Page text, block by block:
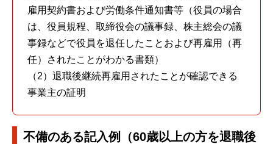
雇用契約書および労働条件通知書等（役員の場合
は、役員規程、取締役会の議事録、株主総会の議
事録などで役員を退任したことおよび再雇用（再
任）されたことがわかる書類）
（2）退職後継続再雇用されたことが確認できる
事業主の証明
不備のある記入例（60歳以上の方を退職後